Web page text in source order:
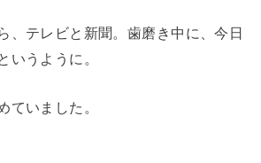
、テレビと新聞。歯磨き中に、今日
いうように。
ていました。